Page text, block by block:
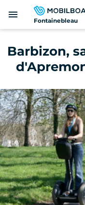
Fontainebleau
menu
Barbizon,